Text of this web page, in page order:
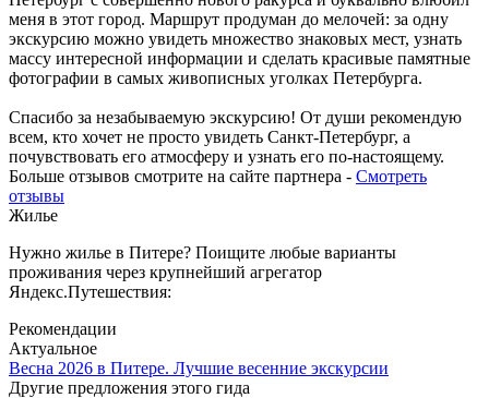
меня в этот город. Маршрут продуман до мелочей: за одну
экскурсию можно увидеть множество знаковых мест, узнать
массу интересной информации и сделать красивые памятные
фотографии в самых живописных уголках Петербурга.
Спасибо за незабываемую экскурсию! От души рекомендую
всем, кто хочет не просто увидеть Санкт-Петербург, а
почувствовать его атмосферу и узнать его по-настоящему.
Больше отзывов смотрите на сайте партнера - Смотреть
отзывы
Жилье
Нужно жилье в Питере? Поищите любые варианты
проживания через крупнейший агрегатор
Яндекс.Путешествия:
Рекомендации
Актуальное
Весна 2026 в Питере. Лучшие весенние экскурсии
Другие предложения этого гида